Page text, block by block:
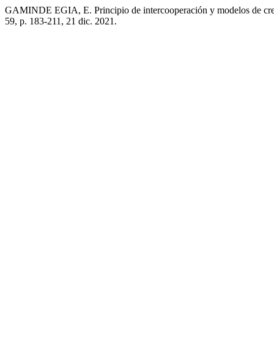
GAMINDE EGIA, E. Principio de intercooperación y modelos de
59, p. 183-211, 21 dic. 2021.